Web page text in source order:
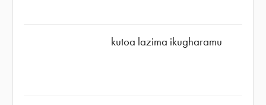
kutoa lazima ikugharamu